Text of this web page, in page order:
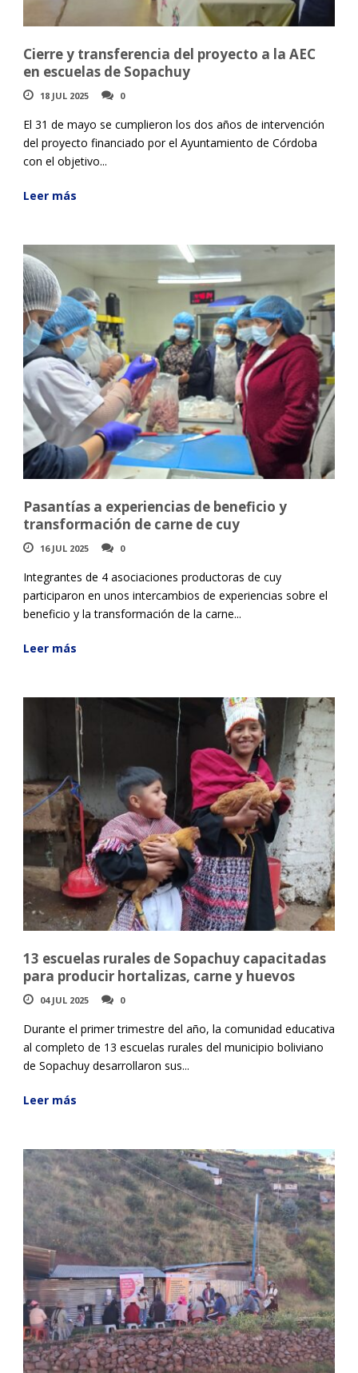
Cierre y transferencia del proyecto a la AEC
en escuelas de Sopachuy
18 JUL 2025 0
El 31 de mayo se cumplieron los dos años de intervención
del proyecto financiado por el Ayuntamiento de Córdoba
con el objetivo...
Leer más
Pasantías a experiencias de beneficio y
transformación de carne de cuy
16 JUL 2025 0
Integrantes de 4 asociaciones productoras de cuy
participaron en unos intercambios de experiencias sobre el
beneficio y la transformación de la carne...
Leer más
13 escuelas rurales de Sopachuy capacitadas
para producir hortalizas, carne y huevos
04 JUL 2025 0
Durante el primer trimestre del año, la comunidad educativa
al completo de 13 escuelas rurales del municipio boliviano
de Sopachuy desarrollaron sus...
Leer más